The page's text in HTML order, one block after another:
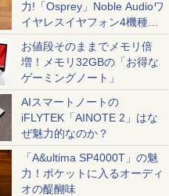
力!「Osprey」Noble Audioワ
イヤレスイヤフォン4機種を
一気に聴く
お値段そのままでメモリ倍
増！メモリ32GBの「お得な
ゲーミングノート」
AIスマートノートの
iFLYTEK「AINOTE 2」はな
ぜ魅力的なのか？
「A&ultima SP4000T」の魅
力！ポケットに入るオーディ
オの醍醐味